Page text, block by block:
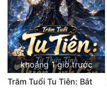
khoảng 1 giờ trước
Trăm Tuổi Tu Tiên: Bắt